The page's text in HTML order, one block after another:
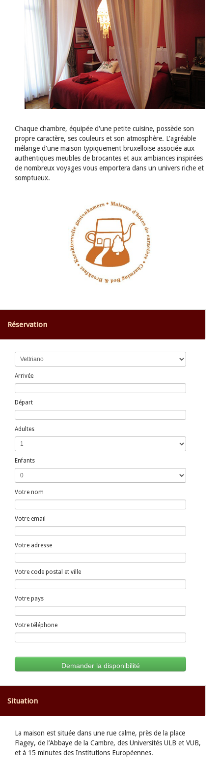
Chaque chambre, équipée d'une petite cuisine, possède son
propre caractère, ses couleurs et son atmosphère. L'agréable
mélange d'une maison typiquement bruxelloise associée aux
authentiques meubles de brocantes et aux ambiances inspirées
de nombreux voyages vous emportera dans un univers riche et
somptueux.
Réservation
Arrivée
Départ
Adultes
Enfants
Votre nom
Votre email
Votre adresse
Votre code postal et ville
Votre pays
Votre téléphone
Situation
La maison est située dans une rue calme, près de la place
Flagey, de l’Abbaye de la Cambre, des Universités ULB et VUB,
et à 15 minutes des Institutions Européennes.